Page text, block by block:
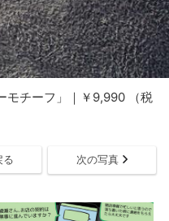
モチーフ」｜￥9,990 （税
る 次の写真